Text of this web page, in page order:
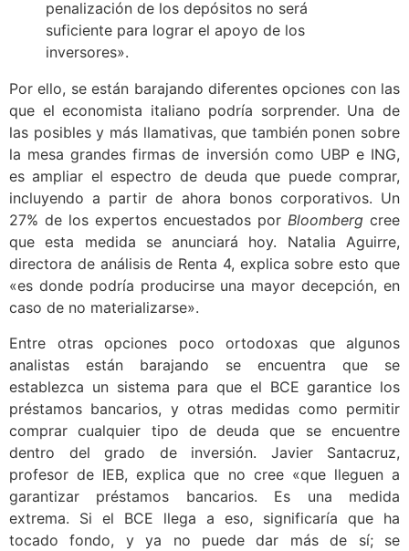
penalización de los depósitos no será
suficiente para lograr el apoyo de los
inversores».
Por ello, se están barajando diferentes opciones con las
que el economista italiano podría sorprender. Una de
las posibles y más llamativas, que también ponen sobre
la mesa grandes firmas de inversión como UBP e ING,
es ampliar el espectro de deuda que puede comprar,
incluyendo a partir de ahora bonos corporativos. Un
27% de los expertos encuestados por Bloomberg cree
que esta medida se anunciará hoy. Natalia Aguirre,
directora de análisis de Renta 4, explica sobre esto que
«es donde podría producirse una mayor decepción, en
caso de no materializarse».
Entre otras opciones poco ortodoxas que algunos
analistas están barajando se encuentra que se
establezca un sistema para que el BCE garantice los
préstamos bancarios, y otras medidas como permitir
comprar cualquier tipo de deuda que se encuentre
dentro del grado de inversión. Javier Santacruz,
profesor de IEB, explica que no cree «que lleguen a
garantizar préstamos bancarios. Es una medida
extrema. Si el BCE llega a eso, significaría que ha
tocado fondo, y ya no puede dar más de sí; se